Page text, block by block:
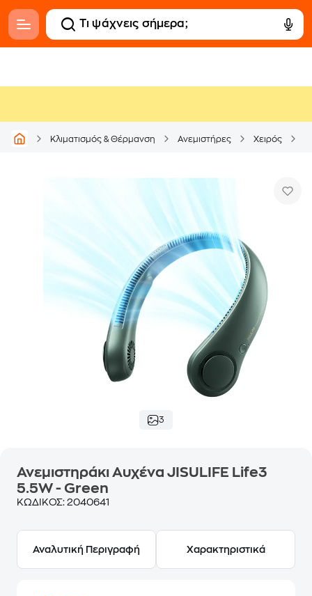
Κλιματισμός & Θέρμανση Ανεμιστήρες Χειρός
3
Ανεμιστηράκι Αυχένα JISULIFE Life3
5.5W - Green
ΚΩΔΙΚΟΣ: 2040641
Αναλυτική Περιγραφή Χαρακτηριστικά